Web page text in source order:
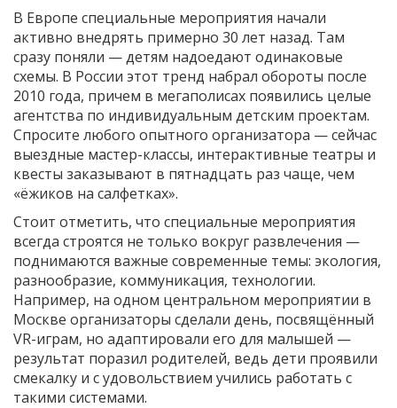
В Европе специальные мероприятия начали
активно внедрять примерно 30 лет назад. Там
сразу поняли — детям надоедают одинаковые
схемы. В России этот тренд набрал обороты после
2010 года, причем в мегаполисах появились целые
агентства по индивидуальным детским проектам.
Спросите любого опытного организатора — сейчас
выездные мастер-классы, интерактивные театры и
квесты заказывают в пятнадцать раз чаще, чем
«ёжиков на салфетках».
Стоит отметить, что специальные мероприятия
всегда строятся не только вокруг развлечения —
поднимаются важные современные темы: экология,
разнообразие, коммуникация, технологии.
Например, на одном центральном мероприятии в
Москве организаторы сделали день, посвящённый
VR-играм, но адаптировали его для малышей —
результат поразил родителей, ведь дети проявили
смекалку и с удовольствием учились работать с
такими системами.